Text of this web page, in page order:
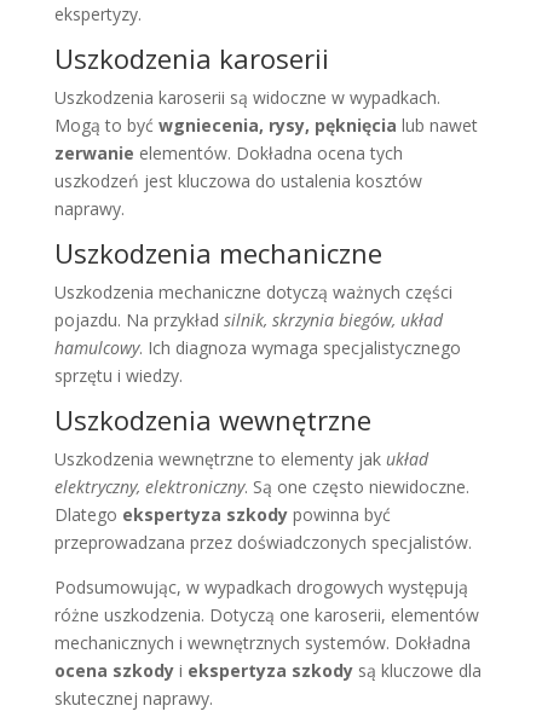
ekspertyzy.
Uszkodzenia karoserii
Uszkodzenia karoserii są widoczne w wypadkach.
Mogą to być wgniecenia, rysy, pęknięcia lub nawet
zerwanie elementów. Dokładna ocena tych
uszkodzeń jest kluczowa do ustalenia kosztów
naprawy.
Uszkodzenia mechaniczne
Uszkodzenia mechaniczne dotyczą ważnych części
pojazdu. Na przykład silnik, skrzynia biegów, układ
hamulcowy. Ich diagnoza wymaga specjalistycznego
sprzętu i wiedzy.
Uszkodzenia wewnętrzne
Uszkodzenia wewnętrzne to elementy jak układ
elektryczny, elektroniczny. Są one często niewidoczne.
Dlatego ekspertyza szkodypowinna być
przeprowadzana przez doświadczonych specjalistów.
Podsumowując, w wypadkach drogowych występują
różne uszkodzenia. Dotyczą one karoserii, elementów
mechanicznych i wewnętrznych systemów. Dokładna
ocena szkodyi ekspertyza szkodysą kluczowe dla
skutecznej naprawy.